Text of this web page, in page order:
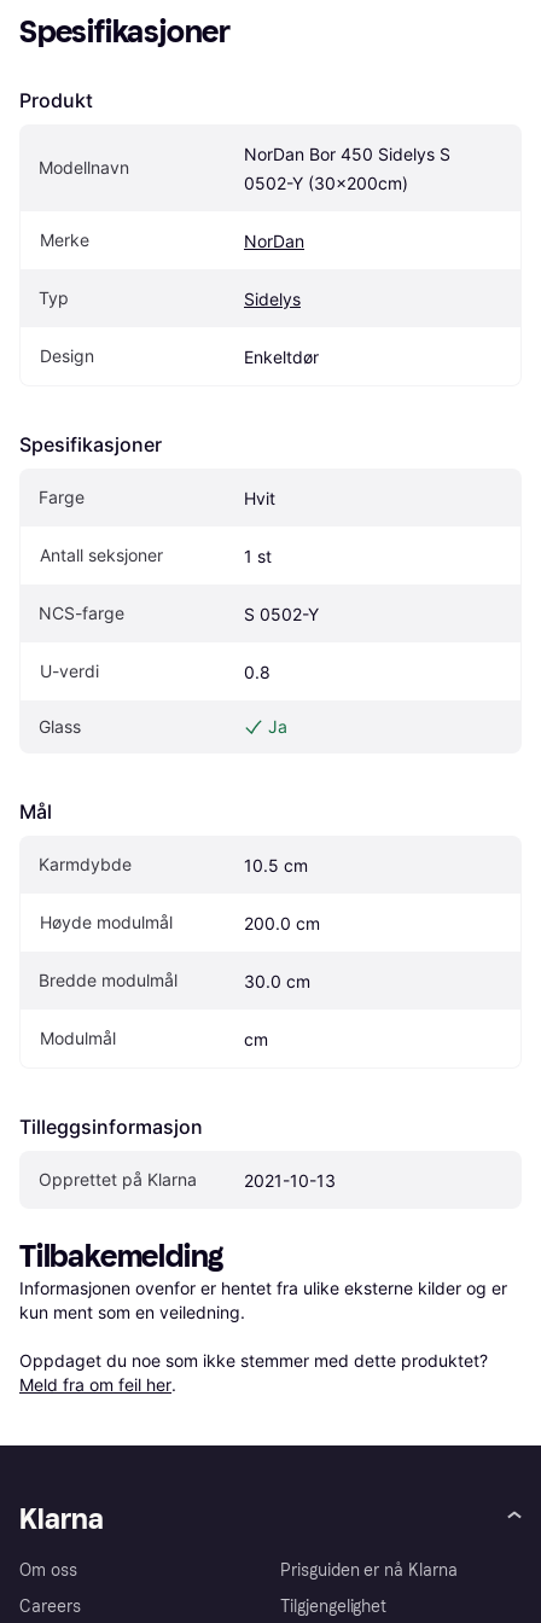
Spesifikasjoner
Produkt
Modellnavn
NorDan Bor 450 Sidelys S
0502-Y (30x200cm)
Merke NorDan
Typ Sidelys
Design Enkeltdør
Spesifikasjoner
Farge Hvit
Antall seksjoner 1 st
NCS-farge S 0502-Y
U-verdi 0.8
Glass Ja
Mål
Karmdybde 10.5 cm
Høyde modulmål 200.0 cm
Bredde modulmål 30.0 cm
Modulmål cm
Tilleggsinformasjon
Opprettet på Klarna 2021-10-13
Tilbakemelding
Informasjonen ovenfor er hentet fra ulike eksterne kilder og er
kun ment som en veiledning.
Oppdaget du noe som ikke stemmer med dette produktet?
Meld fra om feil her.
Klarna
Om oss
Careers
Prisguiden er nå Klarna
Tilgjengelighet